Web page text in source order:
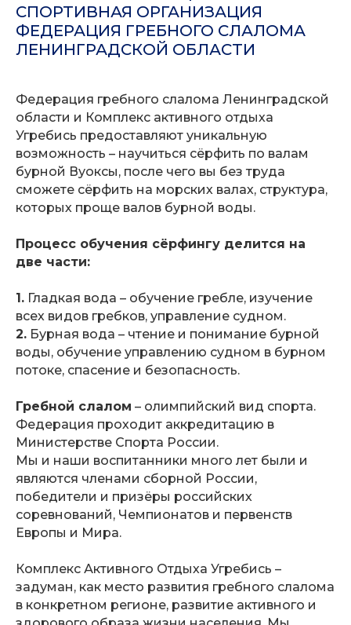
СПОРТИВНАЯ ОРГАНИЗАЦИЯ
ФЕДЕРАЦИЯ ГРЕБНОГО СЛАЛОМА
ЛЕНИНГРАДСКОЙ ОБЛАСТИ
Федерация гребного слалома Ленинградской
области и Комплекс активного отдыха
Угребись предоставляют уникальную
возможность – научиться сёрфить по валам
бурной Вуоксы, после чего вы без труда
сможете сёрфить на морских валах, структура,
которых проще валов бурной воды.
Процесс обучения сёрфингу делится на
две части:
1. Гладкая вода – обучение гребле, изучение
всех видов гребков, управление судном.
2. Бурная вода – чтение и понимание бурной
воды, обучение управлению судном в бурном
потоке, спасение и безопасность.
Гребной слалом – олимпийский вид спорта.
Федерация проходит аккредитацию в
Министерстве Спорта России.
Мы и наши воспитанники много лет были и
являются членами сборной России,
победители и призёры российских
соревнований, Чемпионатов и первенств
Европы и Мира.
Комплекс Активного Отдыха Угребись –
задуман, как место развития гребного слалома
в конкретном регионе, развитие активного и